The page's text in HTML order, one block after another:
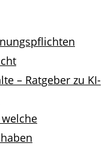
– Ratgeber zu KI-